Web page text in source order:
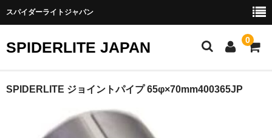
スパイダーライトジャパン
SPIDERLITE JAPAN 0
ホーム
SPIDERLITE ジョイントパイプ 65φ×70mm400365JP